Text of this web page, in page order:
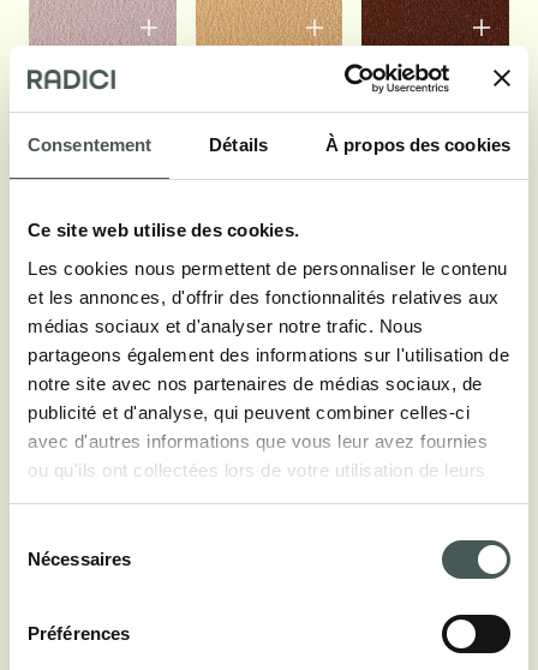
Consentement Détails À propos des cookies
Ce site web utilise des cookies.
Les cookies nous permettent de personnaliser le contenu
et les annonces, d'offrir des fonctionnalités relatives aux
médias sociaux et d'analyser notre trafic. Nous
partageons également des informations sur l'utilisation de
notre site avec nos partenaires de médias sociaux, de
publicité et d'analyse, qui peuvent combiner celles-ci
avec d'autres informations que vous leur avez fournies
ou qu'ils ont collectées lors de votre utilisation de leurs
services.
Nécessaires
Préférences
Voir toutes les couleurs
Informationes techniques
Tufting